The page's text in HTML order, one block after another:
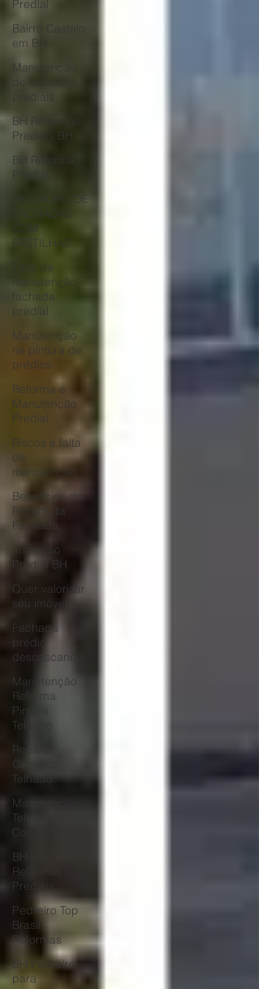
Predial
Bairro Castelo
em BH
Manutenção
prediais
BH Reformas
Prediais BH
BH Reforma
Predial
RESTAURO DE
FACHADAS
COM
PASTILHAS
Falta de
manutenção
fachada
predial
Manutenção
na pintura de
prédios
Reforma e
Manutenção
Predial
Riscos e falta
de
manutenção
Benefícios da
Pintura da
Fachada
Inspeção
Predial BH
Quer valorizar
seu imóvel
Fachada
prédio
descascando
Manutenção
Reforma
Pintura
Telhado
Reparo
Conserto
Telhado
Manutenção
Telhado
Condomínio
BH Faz
Reformas
Prediais
Pedreiro Top
Brasil
Reformas
BH Pedreiro
para